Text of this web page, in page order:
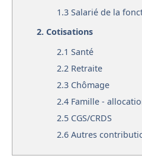
1.3 Salarié de la
2. Cotisations
2.1 Santé
2.2 Retraite
2.3 Chômage
2.4 Famille -
2.5 CGS/CRDS
2.6 Autres